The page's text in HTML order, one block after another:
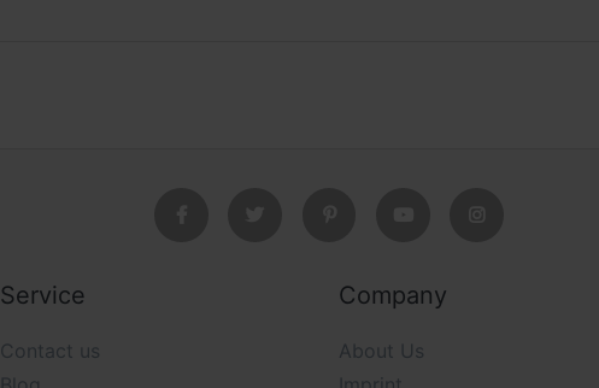
Service
Contact us
Company
About Us